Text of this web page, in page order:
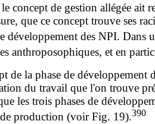
concept de gestion allégée ait
que ce concept trouve ses
développement des NPI. Dans
anthroposophiques, et en
de la phase de
du travail que l'on trouve
les trois phases de
production (voir Fig. 19).390